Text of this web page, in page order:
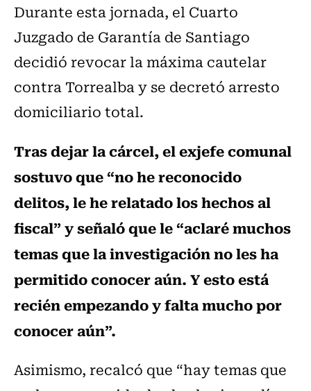
Durante esta jornada, el Cuarto
Juzgado de Garantía de Santiago
decidió revocar la máxima cautelar
contra Torrealba y se decretó arresto
domiciliario total.
Tras dejar la cárcel, el exjefe comunal
sostuvo que “no he reconocido
delitos, le he relatado los hechos al
fiscal” y señaló que le “aclaré muchos
temas que la investigación no les ha
permitido conocer aún. Y esto está
recién empezando y falta mucho por
conocer aún”.
Asimismo, recalcó que “hay temas que